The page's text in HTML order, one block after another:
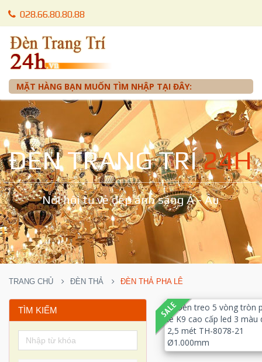
028.66.80.80.88
0905 012 099 - Mr. Tuấn
MẶT HÀNG BẠN MUỐN TÌM NHẬP TẠI ĐÂY:
ĐÈN TRANG TRÍ24H
Nơi hội tụ vẻ đẹp ánh sáng Á - Âu
TRANG CHỦ ĐÈN THẢ ĐÈN THẢ PHA LÊ
TÌM KIẾM